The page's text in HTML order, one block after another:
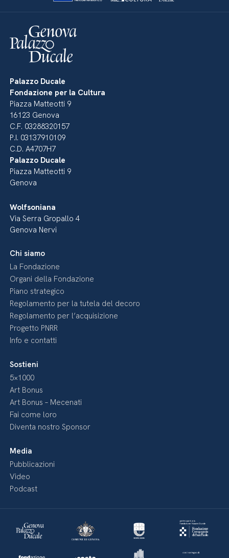
Palazzo Ducale
Fondazione per la Cultura
Piazza Matteotti 9
16123 Genova
C.F. 03288320157
P.I. 03137910109
C.D. A4707H7
Palazzo Ducale
Piazza Matteotti 9
Genova
Wolfsoniana
Via Serra Gropallo 4
Genova Nervi
Chi siamo
La Fondazione
Organi della Fondazione
Piano strategico
Regolamento per la tutela del decoro
Regolamento per l’acquisizione
Progetto PNRR
Info e contatti
Sostieni
5×1000
Art Bonus
Art Bonus – Mecenati
Fai come loro
Diventa nostro Sponsor
Media
Pubblicazioni
Video
Podcast